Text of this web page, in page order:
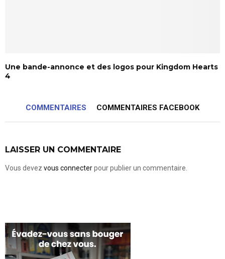
Une bande-annonce et des logos pour Kingdom Hearts
4
COMMENTAIRES COMMENTAIRES FACEBOOK
LAISSER UN COMMENTAIRE
Vous devez vous connecterpour publier un commentaire.